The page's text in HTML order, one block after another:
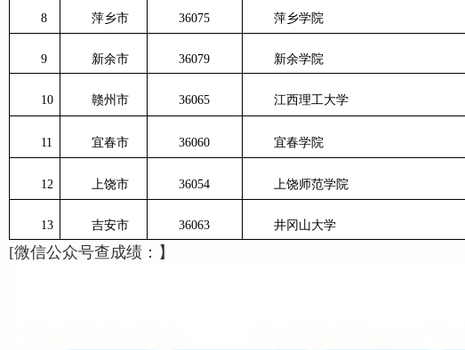
8 萍乡市 36075 萍乡学院
9 新余市 36079 新余学院
10 赣州市 36065 江西理工大学
11 宜春市 36060 宜春学院
12 上饶市 36054 上饶师范学院
13 吉安市 36063 井冈山大学
[微信公众号查成绩：】